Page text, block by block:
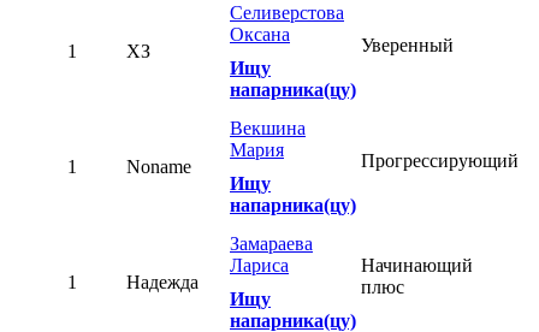
1 ХЗ
Селиверстова
Оксана
Ищу
напарника(цу)
Уверенный
1 Noname
Векшина
Мария
Ищу
напарника(цу)
Прогрессирующий
1 Надежда
Замараева
Лариса
Ищу
напарника(цу)
Начинающий
плюс